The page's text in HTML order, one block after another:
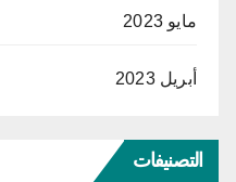
مايو 2023
أبريل 2023
التصنيفات